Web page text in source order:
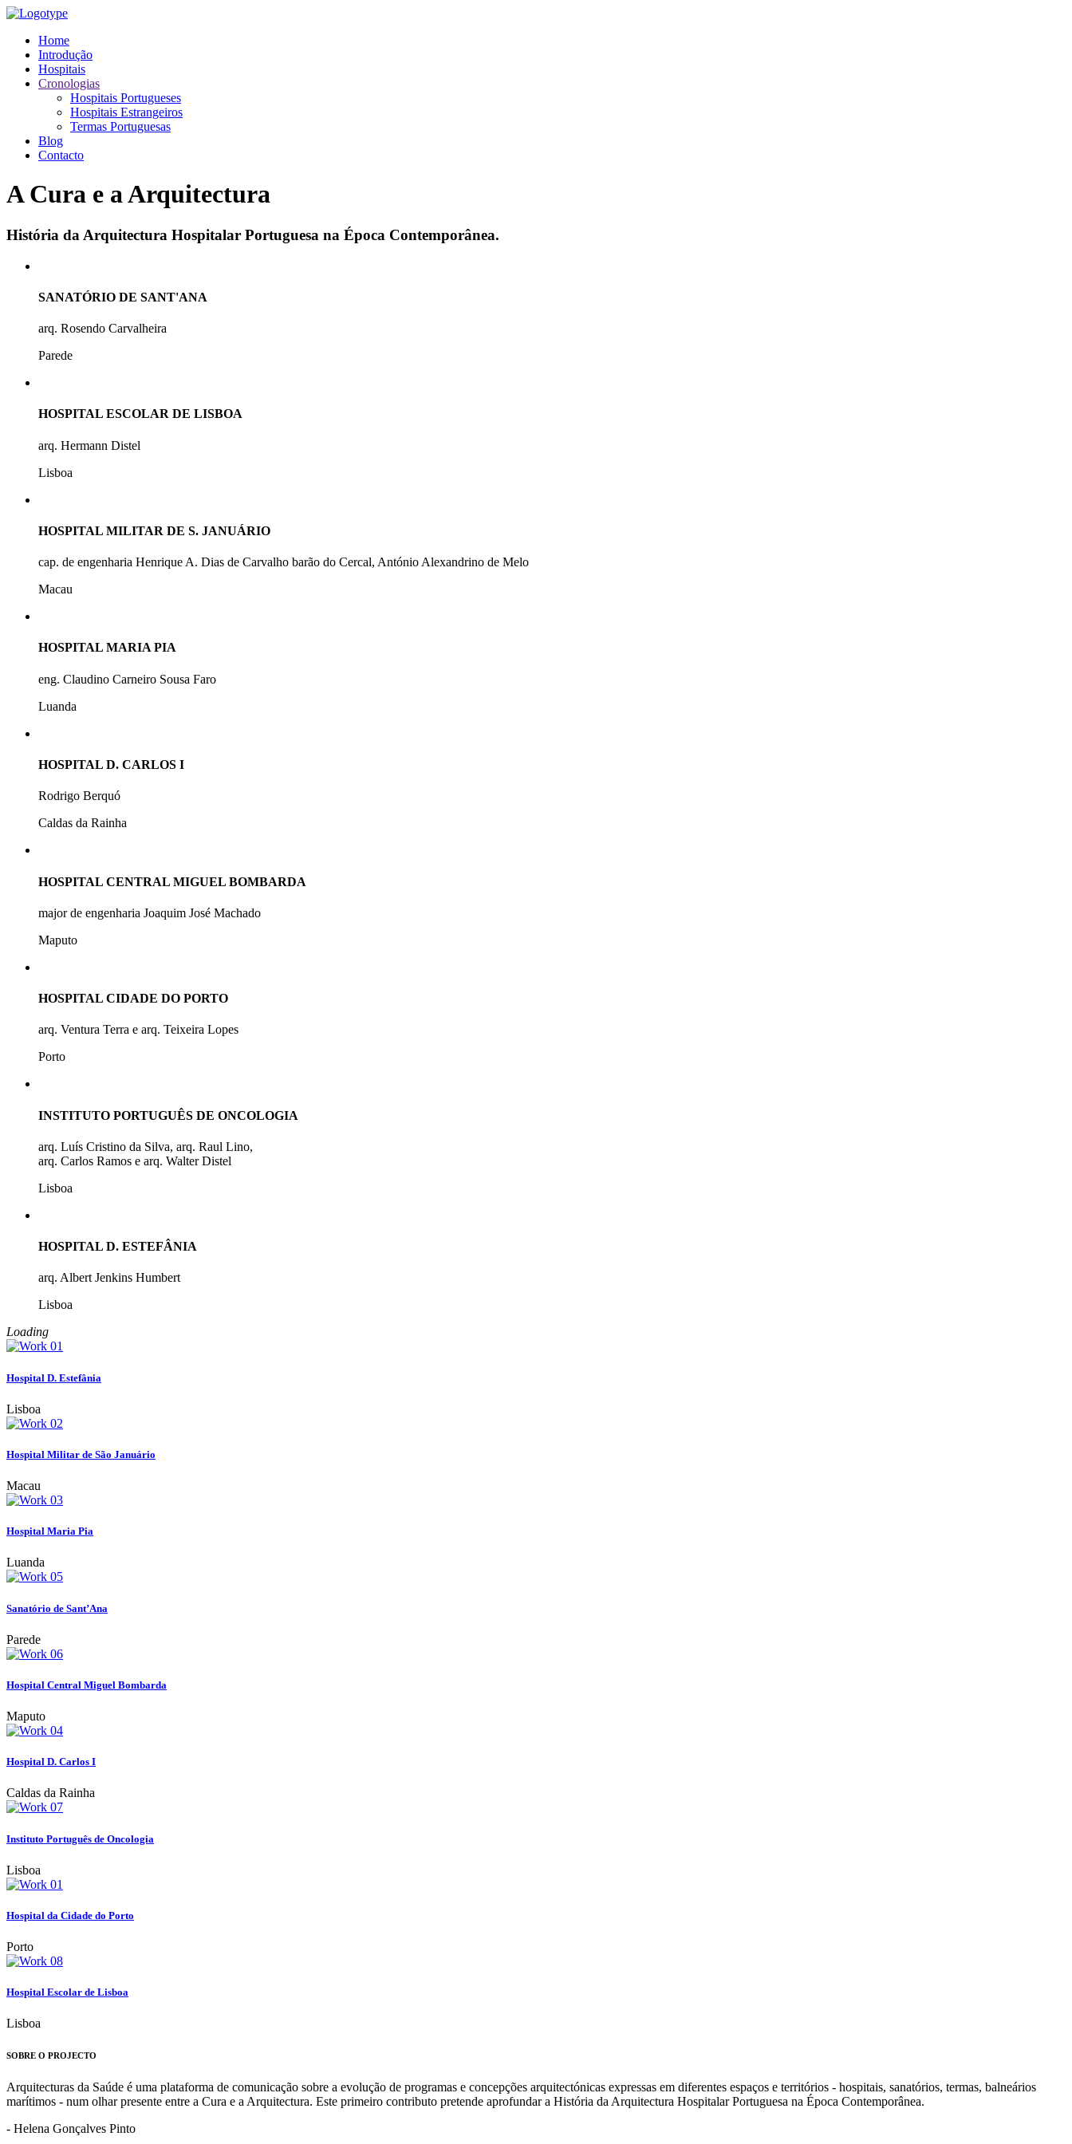
Home
Introdução
Hospitais
Cronologias
Hospitais Portugueses
Hospitais Estrangeiros
Termas Portuguesas
Blog
Contacto
A Cura e a Arquitectura
História da Arquitectura Hospitalar Portuguesa na Época Contemporânea.
SANATÓRIO DE SANT'ANA
arq. Rosendo Carvalheira
Parede
HOSPITAL ESCOLAR DE LISBOA
arq. Hermann Distel
Lisboa
HOSPITAL MILITAR DE S. JANUÁRIO
cap. de engenharia Henrique A. Dias de Carvalho barão do Cercal, António Alexandrino de Melo
Macau
HOSPITAL MARIA PIA
eng. Claudino Carneiro Sousa Faro
Luanda
HOSPITAL D. CARLOS I
Rodrigo Berquó
Caldas da Rainha
HOSPITAL CENTRAL MIGUEL BOMBARDA
major de engenharia Joaquim José Machado
Maputo
HOSPITAL CIDADE DO PORTO
arq. Ventura Terra e arq. Teixeira Lopes
Porto
INSTITUTO PORTUGUÊS DE ONCOLOGIA
arq. Luís Cristino da Silva, arq. Raul Lino,
arq. Carlos Ramos e arq. Walter Distel
Lisboa
HOSPITAL D. ESTEFÂNIA
arq. Albert Jenkins Humbert
Lisboa
Loading
Hospital D. Estefânia
Lisboa
Hospital Militar de São Januário
Macau
Hospital Maria Pia
Luanda
Sanatório de Sant’Ana
Parede
Hospital Central Miguel Bombarda
Maputo
Hospital D. Carlos I
Caldas da Rainha
Instituto Português de Oncologia
Lisboa
Hospital da Cidade do Porto
Porto
Hospital Escolar de Lisboa
Lisboa
SOBRE O PROJECTO
Arquitecturas da Saúde é uma plataforma de comunicação sobre a evolução de programas e concepções arquitectónicas expressas em diferentes espaços e territórios - hospitais, sanatórios, termas, balneários
marítimos - num olhar presente entre a Cura e a Arquitectura. Este primeiro contributo pretende aprofundar a História da Arquitectura Hospitalar Portuguesa na Época Contemporânea.
- Helena Gonçalves Pinto